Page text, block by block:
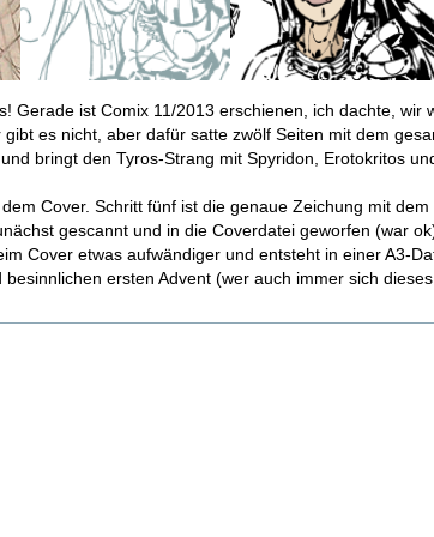
Gerade ist Comix 11/2013 erschienen, ich dachte, wir
es nicht, aber dafür satte zwölf Seiten mit dem
bringt den Tyros-Strang mit Spyridon, Erotokritos
Cover. Schritt fünf ist die genaue Zeichung mit
gescannt und in die Coverdatei geworfen (war
Cover etwas aufwändiger und entsteht in einer A3-
ersten Advent (wer auch immer sich